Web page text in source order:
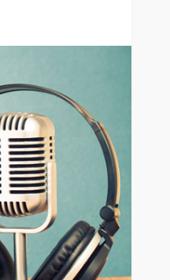
que esta
dia atrás